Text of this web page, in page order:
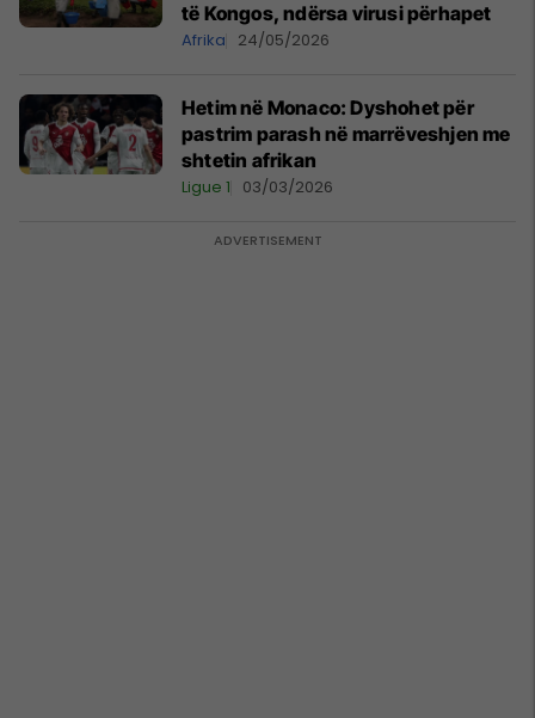
të Kongos, ndërsa virusi përhapet
Afrika 24/05/2026
Hetim në Monaco: Dyshohet për
pastrim parash në marrëveshjen me
shtetin afrikan
Ligue 1 03/03/2026